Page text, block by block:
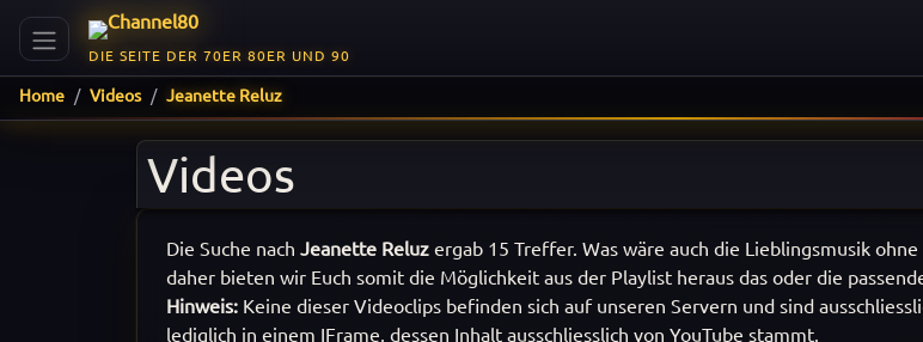
DIE SEITE DER 70ER 80ER UND 90
Home Videos Jeanette Reluz
Videos
Die Suche nach Jeanette Reluz ergab 15 Treffer. Was wäre auch die Lieblingsmusik
daher bieten wir Euch somit die Möglichkeit aus der Playlist heraus das oder die
Hinweis: Keine dieser Videoclips befinden sich auf unseren Servern und sind
lediglich in einem IFrame, dessen Inhalt ausschliesslich von YouTube stammt.